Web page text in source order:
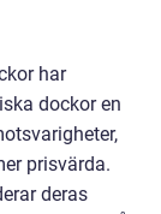
har
dockor en
prisvärda.
deras